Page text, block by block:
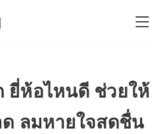
ยี่ห้อไหนดี ช่วยให้
ลมหายใจสดชื่น